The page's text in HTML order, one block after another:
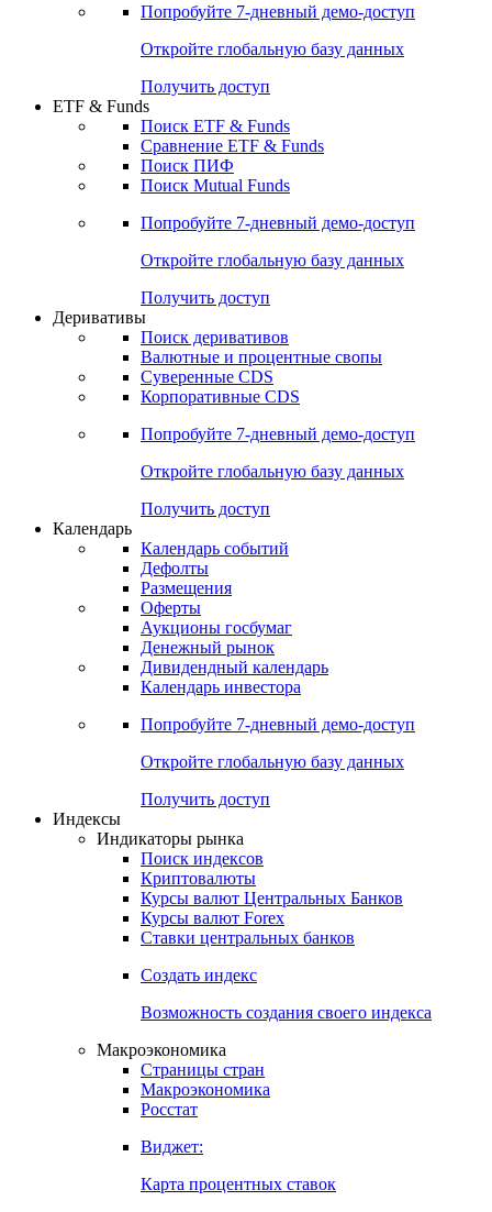
Попробуйте 7-дневный демо-доступ
Откройте глобальную базу данных
Получить доступ
ETF & Funds
Поиск ETF & Funds
Сравнение ETF & Funds
Поиск ПИФ
Поиск Mutual Funds
Попробуйте 7-дневный демо-доступ
Откройте глобальную базу данных
Получить доступ
Деривативы
Поиск деривативов
Валютные и процентные свопы
Суверенные CDS
Корпоративные CDS
Попробуйте 7-дневный демо-доступ
Откройте глобальную базу данных
Получить доступ
Календарь
Календарь событий
Дефолты
Размещения
Оферты
Аукционы госбумаг
Денежный рынок
Дивидендный календарь
Календарь инвестора
Попробуйте 7-дневный демо-доступ
Откройте глобальную базу данных
Получить доступ
Индексы
Индикаторы рынка
Поиск индексов
Криптовалюты
Курсы валют Центральных Банков
Курсы валют Forex
Ставки центральных банков
Создать индекс
Возможность создания своего индекса
Макроэкономика
Страницы стран
Макроэкономика
Росстат
Виджет:
Карта процентных ставок